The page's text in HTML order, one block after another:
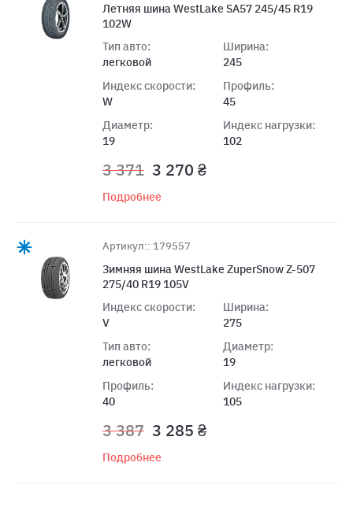
Летняя шина WestLake SA57 245/45 R19
102W
Тип авто:
легковой
Индекс скорости:
W
Диаметр:
19
Ширина:
245
Профиль:
45
Индекс нагрузки:
102
3 371 3 270 ₴
Подробнее
Артикул:: 179557
Зимняя шина WestLake ZuperSnow Z-507
275/40 R19 105V
Индекс скорости:
V
Тип авто:
легковой
Профиль:
40
Ширина:
275
Диаметр:
19
Индекс нагрузки:
105
3 387 3 285 ₴
Подробнее